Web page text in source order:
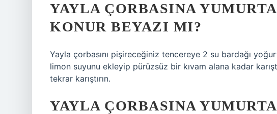
YAYLA ÇORBASINA
KONUR BEYAZI MI?
Yayla çorbasını pişireceğiniz tencereye 2 su bardağı
limon suyunu ekleyip pürüzsüz bir kıvam alana kadar
tekrar karıştırın.
YAYLA ÇORBASINA